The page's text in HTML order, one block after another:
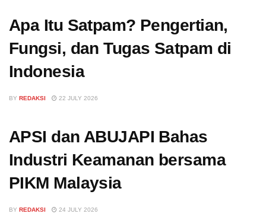
Apa Itu Satpam? Pengertian,
Fungsi, dan Tugas Satpam di
Indonesia
BY REDAKSI 22 JULY 2026
APSI dan ABUJAPI Bahas
Industri Keamanan bersama
PIKM Malaysia
BY REDAKSI 24 JULY 2026